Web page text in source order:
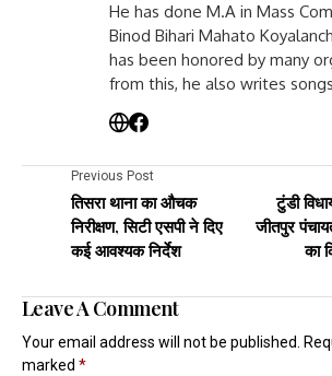
He has done M.A in Mass
Binod Bihari Mahato
has been honored by many
from this, he also writes
Previous Post
तिसरा थाना का औचक
निरीक्षण, सिटी एसपी ने दिए
कई आवश्यक निर्देश
टुंडी
जीतपुर
का
Leave A Comment
Your email address will not be published.
marked *